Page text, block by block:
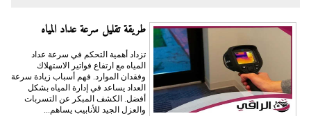
طريقة تقليل سرعة عداد المياه
تزداد أهمية التحكم في سرعة عداد
المياه مع ارتفاع فواتير الاستهلاك
وفقدان الموارد. فهم أسباب زيادة سرعة
العداد يساعد في إدارة المياه بشكل
أفضل. الكشف المبكر عن التسربات
والعزل الجيد للأنابيب يساهم...